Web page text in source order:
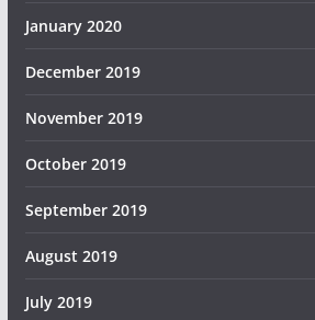
January 2020
December 2019
November 2019
October 2019
September 2019
August 2019
July 2019